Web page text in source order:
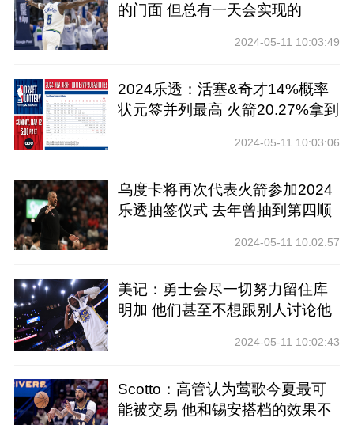
的门面 但总有一天会实现的
2024-05-11 10:03:49
2024乐透：活塞&奇才14%概率
状元签并列最高 火箭20.27%拿到
2024-05-11 10:03:06
乌度卡将再次代表火箭参加2024
乐透抽签仪式 去年曾抽到第四顺
2024-05-11 10:02:57
美记：勇士会尽一切努力留住库
明加 他们甚至不想跟别人讨论他
2024-05-11 10:02:43
Scotto：高管认为莺歌今夏最可
能被交易 他和锡安搭档的效果不